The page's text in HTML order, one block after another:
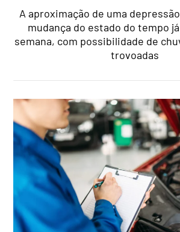
A aproximação de uma
mudança do estado do tempo
semana, com possibilidade de
trovoadas